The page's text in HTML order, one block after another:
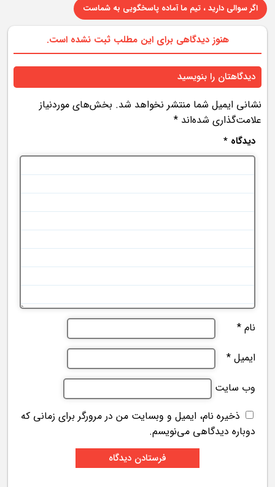
اگر سوالی دارید ، تیم ما آماده پاسخگویی به شماست
هنوز دیدگاهی برای این مطلب ثبت نشده است.
دیدگاهتان را بنویسید
نشانی ایمیل شما منتشر نخواهد شد. بخش‌های موردنیاز
علامت‌گذاری شده‌اند *
دیدگاه *
نام *
ایمیل *
وب‌ سایت
ذخیره نام، ایمیل و وبسایت من در مرورگر برای زمانی که
دوباره دیدگاهی می‌نویسم.